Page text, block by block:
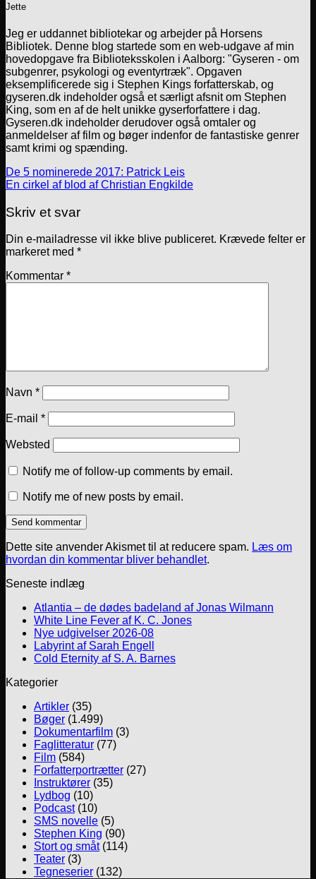
Jette
Jeg er uddannet bibliotekar og arbejder på Horsens
Bibliotek. Denne blog startede som en web-udgave af min
hovedopgave fra Biblioteksskolen i Aalborg: "Gyseren - om
subgenrer, psykologi og eventyrtræk". Opgaven
eksemplificerede sig i Stephen Kings forfatterskab, og
gyseren.dk indeholder også et særligt afsnit om Stephen
King, som en af de helt unikke gyserforfattere i dag.
Gyseren.dk indeholder derudover også omtaler og
anmeldelser af film og bøger indenfor de fantastiske genrer
samt krimi og spænding.
De 5 nominerede 2017: Patrick Leis
En cirkel af blod af Christian Engkilde
Skriv et svar
Din e-mailadresse vil ikke blive publiceret. Krævede felter er
markeret med *
Kommentar *
Navn *
E-mail *
Websted
Notify me of follow-up comments by email.
Notify me of new posts by email.
Dette site anvender Akismet til at reducere spam. Læs om
hvordan din kommentar bliver behandlet.
Seneste indlæg
Atlantia – de dødes badeland af Jonas Wilmann
White Line Fever af K. C. Jones
Nye udgivelser 2026-08
Labyrint af Sarah Engell
Cold Eternity af S. A. Barnes
Kategorier
Artikler (35)
Bøger (1.499)
Dokumentarfilm (3)
Faglitteratur (77)
Film (584)
Forfatterportrætter (27)
Instruktører (35)
Lydbog (10)
Podcast(10)
SMS novelle (5)
Stephen King (90)
Stort og småt(114)
Teater (3)
Tegneserier (132)